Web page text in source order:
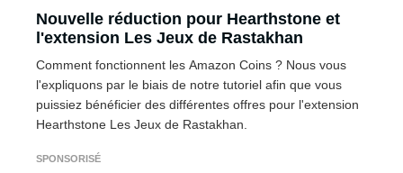
Nouvelle réduction pour Hearthstone et
l'extension Les Jeux de Rastakhan
Comment fonctionnent les Amazon Coins ? Nous vous
l'expliquons par le biais de notre tutoriel afin que vous
puissiez bénéficier des différentes offres pour l'extension
Hearthstone Les Jeux de Rastakhan.
SPONSORISÉ